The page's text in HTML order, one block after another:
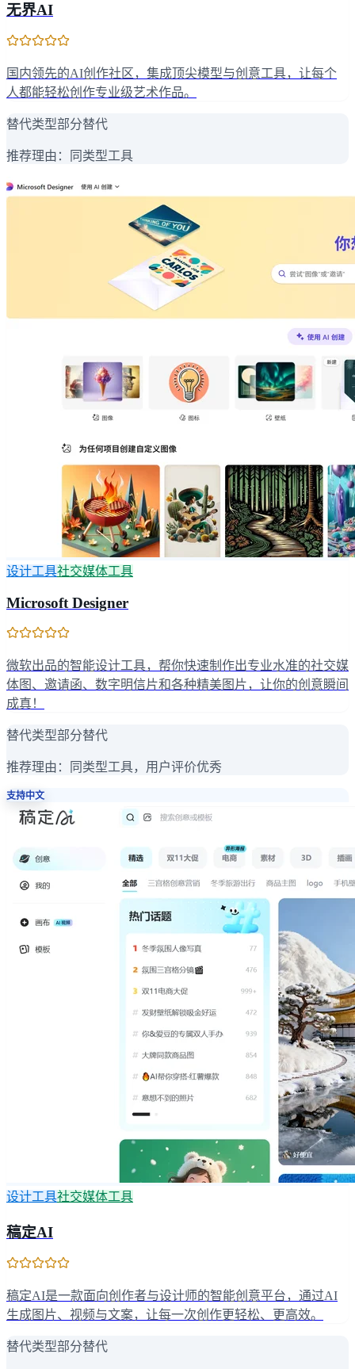
无界AI
国内领先的AI创作社区，集成顶尖模型与创意工具，让每个
人都能轻松创作专业级艺术作品。
替代类型部分替代
推荐理由： 同类型工具
设计工具社交媒体工具
Microsoft Designer
微软出品的智能设计工具，帮你快速制作出专业水准的社交媒
体图、邀请函、数字明信片和各种精美图片，让你的创意瞬间
成真！
替代类型部分替代
推荐理由： 同类型工具，用户评价优秀
支持中文
设计工具社交媒体工具
稿定AI
稿定AI是一款面向创作者与设计师的智能创意平台，通过AI
生成图片、视频与文案，让每一次创作更轻松、更高效。
替代类型部分替代